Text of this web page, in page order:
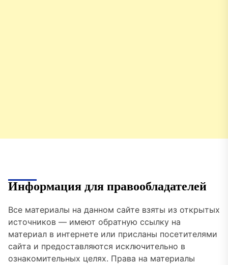
Информация для правообладателей
Все материалы на данном сайте взяты из открытых
источников — имеют обратную ссылку на
материал в интернете или присланы посетителями
сайта и предоставляются исключительно в
ознакомительных целях. Права на материалы